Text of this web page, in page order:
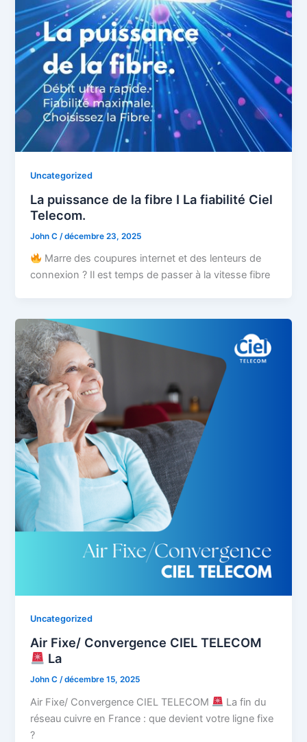
Uncategorized
La puissance de la fibre I La fiabilité Ciel
Telecom.
John C /décembre 23, 2025
Marre des coupures internet et des lenteurs de
connexion ? Il est temps de passer à la vitesse fibre
Uncategorized
Air Fixe/ Convergence CIEL TELECOM
La
John C/décembre 15, 2025
Air Fixe/ Convergence CIEL TELECOM
La fin du
réseau cuivre en France : que devient votre ligne fixe
?